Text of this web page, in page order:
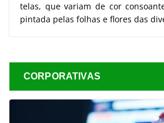
telas, que variam de cor
pintada pelas folhas e flores das
CORPORATIVAS